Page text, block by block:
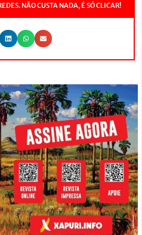
NÃO CUSTA NADA, É SÓ CLICAR!